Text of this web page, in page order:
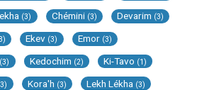
(3) Chémini (3) Devarim (3)
Ekev (3) Emor (3)
(3) Kedochim (2) Ki-Tavo (1)
Kora'h (3) Lekh Lékha (3)